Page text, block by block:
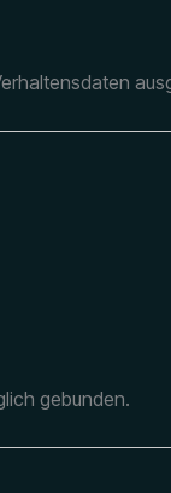
gebunden.